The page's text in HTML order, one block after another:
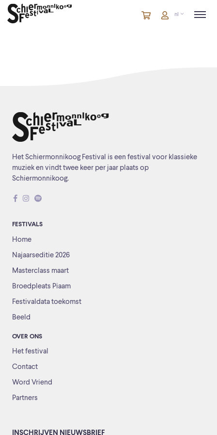
Winkelmandje
artikelen
Account
nl
Het Schiermonnikoog Festival is een festival voor klassieke
muziek en vindt twee keer per jaar plaats op
Schiermonnikoog.
FESTIVALS
Home
Najaarseditie 2026
Masterclass maart
Broedpleats Piaam
Festivaldata toekomst
Beeld
OVER ONS
Het festival
Contact
Word Vriend
Partners
INSCHRIJVEN NIEUWSBRIEF